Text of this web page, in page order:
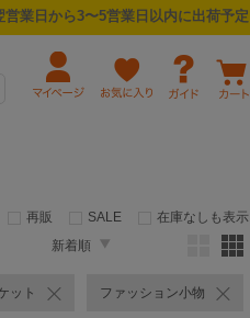
営業日から3〜5営業日以内に出荷予定
再販 SALE
在庫なしも表示
新着順
ット ファッション小物